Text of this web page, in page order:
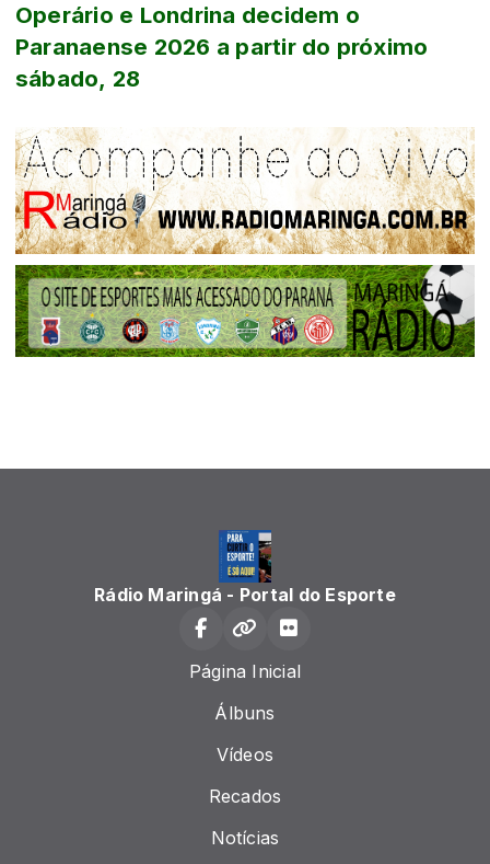
Operário e Londrina decidem o
Paranaense 2026 a partir do próximo
sábado, 28
Rádio Maringá - Portal do Esporte
Página Inicial
Álbuns
Vídeos
Recados
Notícias